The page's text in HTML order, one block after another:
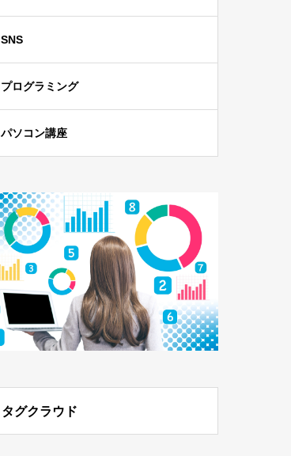
SNS
プログラミング
パソコン講座
タグクラウド